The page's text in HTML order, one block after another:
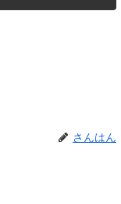
さんはん